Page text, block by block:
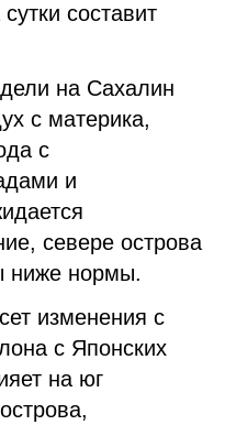
составит
на Сахалин
с материка,
с
и
севере острова
ниже нормы.
изменения с
с Японских
на юг